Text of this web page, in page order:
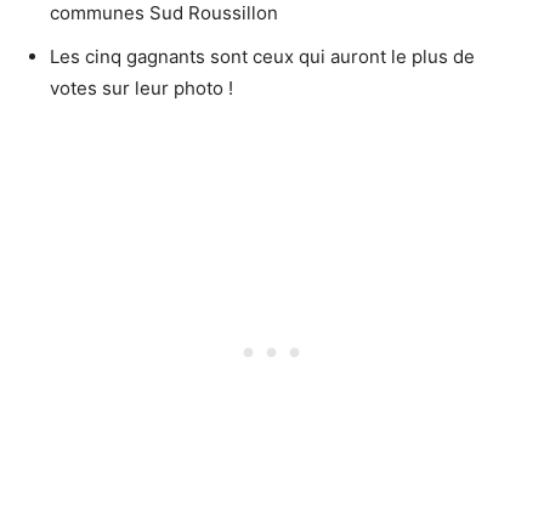
communes Sud Roussillon
Les cinq gagnants sont ceux qui auront le plus de
votes sur leur photo !